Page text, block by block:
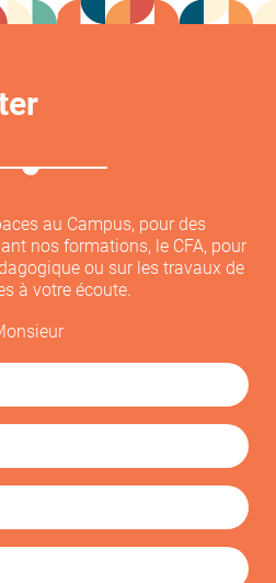
au Campus, pour des
nos formations, le CFA, pour
ou sur les travaux de
à votre écoute.